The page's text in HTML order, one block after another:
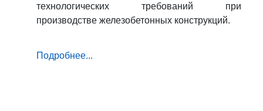
технологических требований при
производстве железобетонных конструкций.
Подробнее...